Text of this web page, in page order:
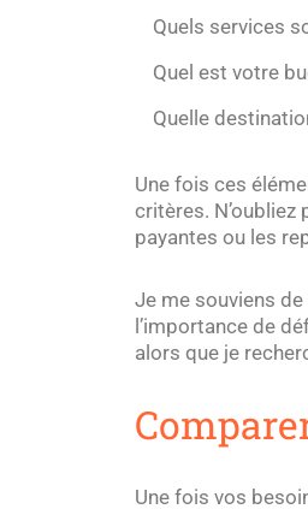
Quels services
Quel est votre
Quelle
Une fois ces
critères.
payantes ou les
Je me souviens
l’importance de
alors que je
Une fois vos